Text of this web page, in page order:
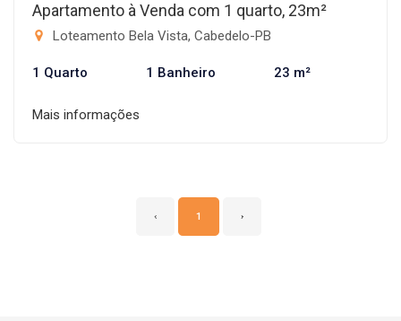
Apartamento à Venda com 1 quarto, 23m²
Loteamento Bela Vista, Cabedelo-PB
1 Quarto 1 Banheiro 23 m²
Mais informações
‹ 1 ›